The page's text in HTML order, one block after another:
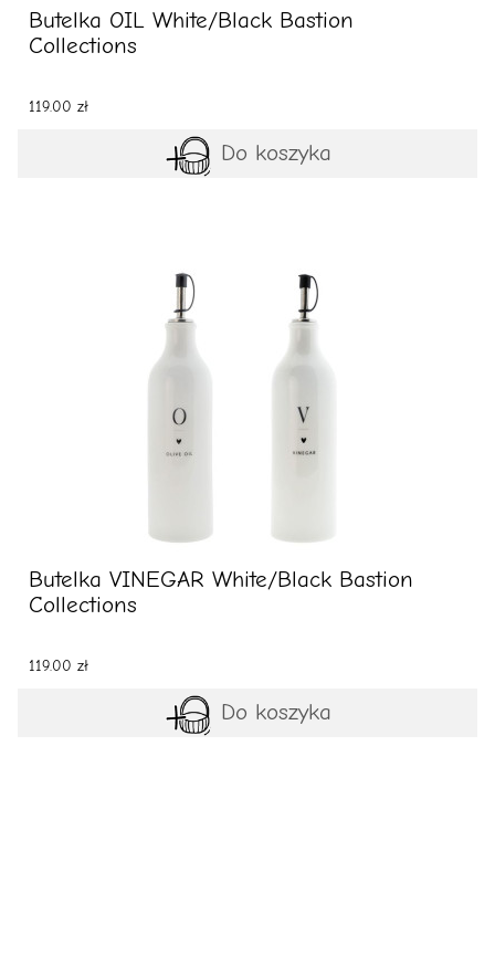
Butelka OIL White/Black Bastion
Collections
119.00 zł
Do koszyka
Butelka VINEGAR White/Black Bastion
Collections
119.00 zł
Do koszyka